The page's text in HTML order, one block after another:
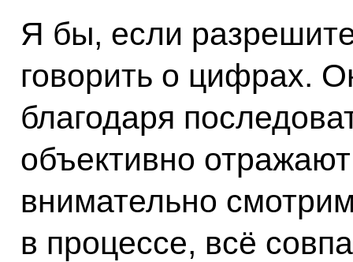
Я бы, если
говорить о цифрах.
благодаря
объективно
внимательно
в процессе, всё